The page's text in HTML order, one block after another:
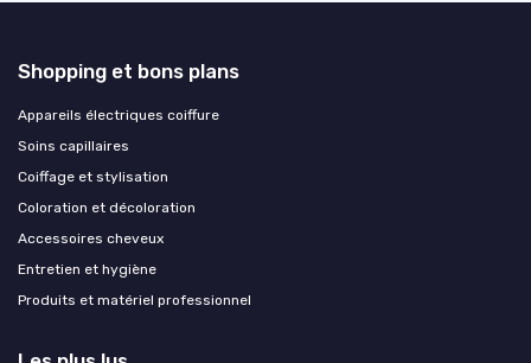
Shopping et bons plans
Appareils électriques coiffure
Soins capillaires
Coiffage et stylisation
Coloration et décoloration
Accessoires cheveux
Entretien et hygiène
Produits et matériel professionnel